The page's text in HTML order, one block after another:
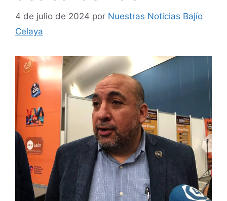
4 de julio de 2024 por Nuestras Noticias Bajío
Celaya